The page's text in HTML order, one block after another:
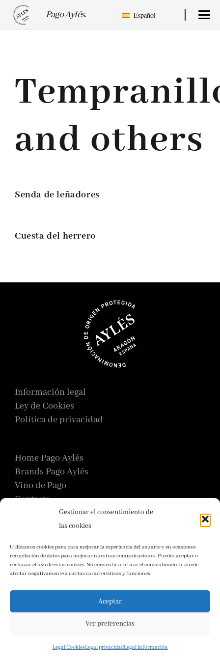
Gestionar el consentimiento de
las cookies
Utilizamos cookies para para mejorar la experiencia del usuario y en ocasiones
recopilación de datos para mejorar nuestras comunicaciones. Puedes aceptar o
rechazar el uso de estas cookies. No consentir o retirar el consentimiento, puede
afectar negativamente a ciertas características y funciones.
Aceptar
Ver preferencias
Legal CookiesLegal privacidadLegal información
Pago Aylés. Español
and others
Senda de leñadores
Cuesta del herrero
Información legal
Ley de Cookies
Política de privacidad
Home Pago Aylés
Brands Pago Aylés
Vino de Pago
Contacto
Ctra. A-1101, km 24, 50152 Mezalocha
+34976140473
Email